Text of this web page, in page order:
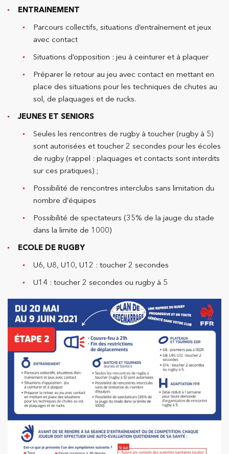
ENTRAINEMENT
Parcours collectifs, situations d’entraînement et jeux
avec contact
Situations d’opposition : jeu à ceinturer et à plaquer
Préparer le retour au jeu avec contact en mettant en
place des situations pour les techniques de chutes au
sol, de plaquages et de rucks.
JEUNES ET SENIORS
Seules les rencontres de rugby à toucher (rugby à 5)
sont autorisées et toucher 2 secondes pour les écoles
de rugby (rappel : plaquages et contacts sont interdits
sur ces pratiques) ;
Possibilité de rencontres interclubs sans limitation du
nombre d’équipes
Possibilité de spectateurs (35% de la jauge du stade
dans la limite de 1000)
ECOLE DE RUGBY
U6, U8, U10, U12 : toucher 2 secondes
U14 : toucher 2 secondes ou rugby à 5